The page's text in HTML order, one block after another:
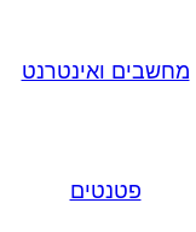
מחשבים ואינטרנט
פטנטים